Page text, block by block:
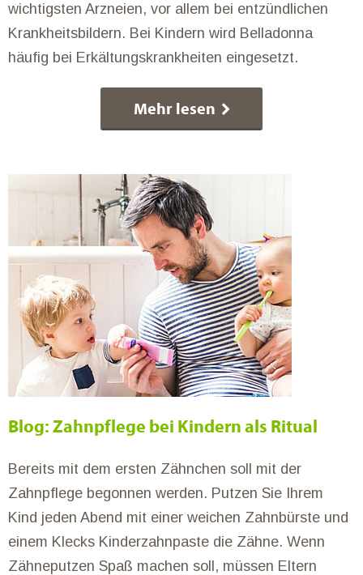
wichtigsten Arzneien, vor allem bei entzündlichen
Krankheitsbildern. Bei Kindern wird Belladonna
häufig bei Erkältungskrankheiten eingesetzt.
Mehr lesen
Blog: Zahnpflege bei Kindern als Ritual
Bereits mit dem ersten Zähnchen soll mit der
Zahnpflege begonnen werden. Putzen Sie Ihrem
Kind jeden Abend mit einer weichen Zahnbürste und
einem Klecks Kinderzahnpaste die Zähne. Wenn
Zähneputzen Spaß machen soll, müssen Eltern